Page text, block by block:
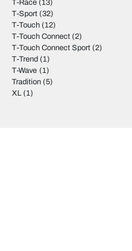
T-Race (13)
T-Sport (32)
T-Touch (12)
T-Touch Connect (2)
T-Touch Connect Sport (2)
T-Trend (1)
T-Wave (1)
Tradition (5)
XL (1)